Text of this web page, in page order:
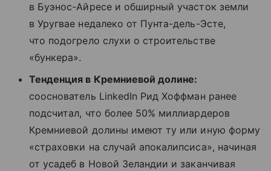
в Буэнос-Айресе и обширный участок земли
в Уругвае недалеко от Пунта-дель-Эсте,
что подогрело слухи о строительстве
«бункера».
Тенденция в Кремниевой долине:
сооснователь LinkedIn Рид Хоффман ранее
подсчитал, что более 50% миллиардеров
Кремниевой долины имеют ту или иную форму
«страховки на случай апокалипсиса», начиная
от усадеб в Новой Зеландии и заканчивая